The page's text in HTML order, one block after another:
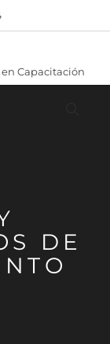
DE